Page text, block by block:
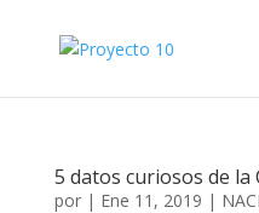
5 datos curiosos de
por | Ene 11, 2019 |